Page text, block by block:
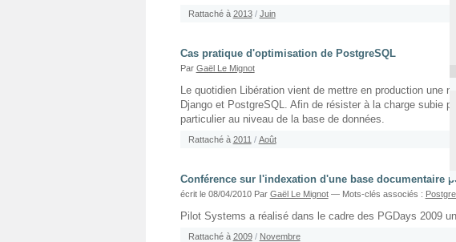
Rattaché à 2013 / Juin
Cas pratique d'optimisation de PostgreSQL
Par Gaël Le Mignot
Le quotidien Libération vient de mettre en production une
Django et PostgreSQL. Afin de résister à la charge subie
particulier au niveau de la base de données.
Rattaché à 2011 / Août
Conférence sur l'indexation d'une base documentaire
écrit le 08/04/2010 Par Gaël Le Mignot — Mots-clés associés :
Pilot Systems a réalisé dans le cadre des PGDays 2009
Rattaché à 2009 / Novembre